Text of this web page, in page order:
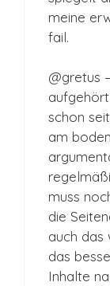
meine
fail.
@gretus
schon
am
muss
die
auch das
das
Inhalte